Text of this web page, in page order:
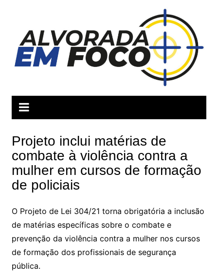
conteúdo
Projeto inclui matérias de
combate à violência contra a
mulher em cursos de formação
de policiais
O Projeto de Lei 304/21 torna obrigatória a inclusão
de matérias específicas sobre o combate e
prevenção da violência contra a mulher nos cursos
de formação dos profissionais de segurança
pública.